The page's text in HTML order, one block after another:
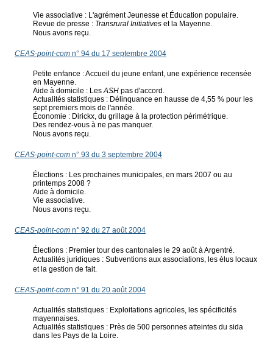
Vie associative : L'agrément Jeunesse et Éducation populaire.
Revue de presse : Transrural Initiativeset la Mayenne.
Nous avons reçu.
CEAS-point-comn° 94 du 17 septembre 2004
Petite enfance : Accueil du jeune enfant, une expérience recensée
en Mayenne.
Aide à domicile : LesASHpas d'accord.
Actualités statistiques : Délinquance en hausse de 4,55 % pour les
sept premiers mois de l'année.
Économie : Dirickx, du grillage à la protection périmétrique.
Des rendez-vous à ne pas manquer.
Nous avons reçu.
CEAS-point-comn° 93 du 3 septembre 2004
Élections : Les prochaines municipales, en mars 2007 ou au
printemps 2008 ?
Aide à domicile.
Vie associative.
Nous avons reçu.
CEAS-point-comn° 92 du 27 août 2004
Élections : Premier tour des cantonales le 29 août à Argentré.
Actualités juridiques : Subventions aux associations, les élus locaux
et la gestion de fait.
CEAS-point-comn° 91 du 20 août 2004
Actualités statistiques : Exploitations agricoles, les spécificités
mayennaises.
Actualités statistiques : Près de 500 personnes atteintes du sida
dans les Pays de la Loire.